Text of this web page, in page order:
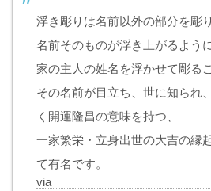
浮き彫りは名前以外の部分を彫
名前そのものが浮き上がるよう
家の主人の姓名を浮かせて彫る
その名前が目立ち、世に知られ
く開運隆昌の意味を持つ、
一家繁栄・立身出世の大吉の縁
て有名です。
via